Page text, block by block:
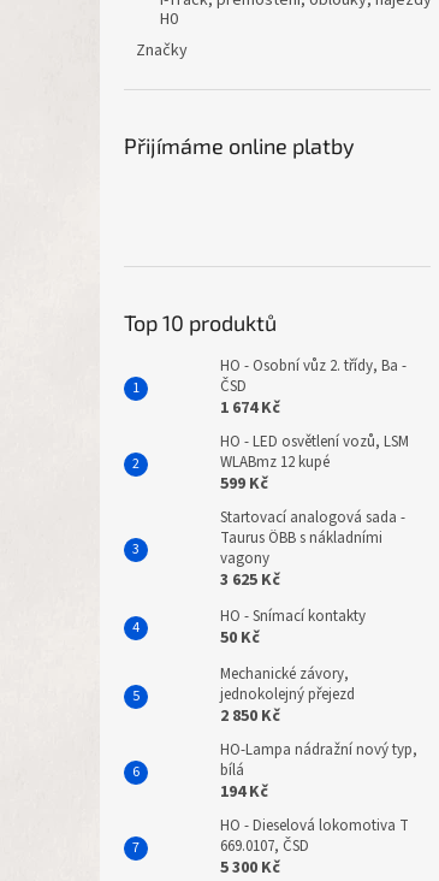
H0
Značky
Přijímáme online platby
Top 10 produktů
HO - Osobní vůz 2. třídy, Ba -
ČSD
1 674 Kč
HO - LED osvětlení vozů, LSM
WLABmz 12 kupé
599 Kč
Startovací analogová sada -
Taurus ÖBB s nákladními
vagony
3 625 Kč
HO - Snímací kontakty
50 Kč
Mechanické závory,
jednokolejný přejezd
2 850 Kč
HO-Lampa nádražní nový typ,
bílá
194 Kč
HO - Dieselová lokomotiva T
669.0107, ČSD
5 300 Kč